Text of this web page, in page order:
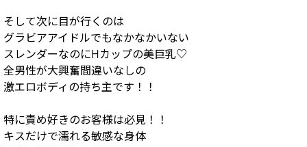
そして次に目が行くのは
グラビアアイドルでもなかなかいない
スレンダーなのにHカップの美巨乳♡
全男性が大興奮間違いなしの
激エロボディの持ち主です！！
特に責め好きのお客様は必見！！
キスだけで濡れる敏感な身体